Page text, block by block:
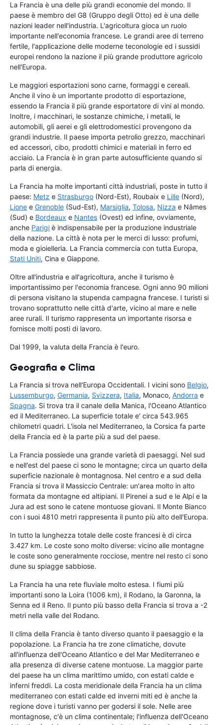
La Francia è una delle più grandi economie del mondo. Il
paese è membro del G8 (Gruppo degli Otto) ed è una delle
nazioni leader nell'industria. L'agricoltura gioca un ruolo
importante nell'economia francese. Le grandi aree di terreno
fertile, l'applicazione delle moderne teconologie ed i sussidi
europei rendono la nazione il più grande produttore agricolo
nell'Europa.
Le maggiori esportazioni sono carne, formaggi e cereali.
Anche il vino è un importante prodotto di esportazione,
essendo la Francia il più grande esportatore di vini al mondo.
Inoltre, i macchinari, le sostanze chimiche, i metalli, le
automobili, gli aerei e gli elettrodomestici provengono da
grandi industrie. Il paese importa petrolio grezzo, macchinari
ed accessori, cibo, prodotti chimici e materiali in ferro ed
acciaio. La Francia è in gran parte autosufficiente quando si
parla di energia.
La Francia ha molte importanti città industriali, poste in tutto il
paese: Metz e Strasburgo (Nord-Est), Roubaix e Lille (Nord),
Lione e Grenoble (Sud-Est), Marsiglia, Tolosa, Nizza e Nâmes
(Sud) e Bordeaux e Nantes (Ovest) ed infine, ovviamente,
anche Parigi è indispensabile per la produzione industriale
della nazione. La città è nota per le merci di lusso: profumi,
moda e gioielleria. La Francia commercia con tutta Europa,
Stati Uniti, Cina e Giappone.
Oltre all'industria e all'agricoltura, anche il turismo è
importantissimo per l'economia francese. Ogni anno 90 milioni
di persona visitano la stupenda campagna francese. I turisti si
trovano soprattutto nelle città d'arte, vicino al mare e nelle
aree rurali. Il turismo rappresenta un importante risorsa e
fornisce molti posti di lavoro.
Dal 1999, la valuta della Francia è l'euro.
Geografia e Clima
La Francia si trova nell'Europa Occidentali. I vicini sono Belgio,
Lussemburgo, Germania, Svizzera, Italia, Monaco, Andorra e
Spagna. Si trova tra il canale della Manica, l'Oceano Atlantico
ed il Mediterraneo. La superficie totale e' circa 543.965
chilometri quadri. L'isola nel Mediterraneo, la Corsica fa parte
della Francia ed è la parte più a sud del paese.
La Francia possiede una grande varietà di paesaggi. Nel sud
e nell'est del paese ci sono le montagne; circa un quarto della
superficie nazionale è montagnosa. Nel centro e a sud della
Francia si trova il Massiccio Centrale: un'area molto in alto
formata da montagne ed altipiani. Il Pirenei a sud e le Alpi e la
Jura ad est sono le catene montuose giovani. Il Monte Bianco
con i suoi 4810 metri rappresenta il punto più alto dell'Europa.
In tutto la lunghezza totale delle coste francesi è di circa
3.427 km. Le coste sono molto diverse: vicino alle montagne
le coste sono generalmente rocciose, mentre nel resto ci sono
dune su spiagge sabbiose.
La Francia ha una rete fluviale molto estesa. I fiumi più
importanti sono la Loira (1006 km), il Rodano, la Garonna, la
Senna ed il Reno. Il punto più basso della Francia si trova a -2
metri nella valle del Rodano.
Il clima della Francia è tanto diverso quanto il paesaggio e la
popolazione. La Francia ha tre zone climatiche, dovute
all'influenza dell'Oceano Atlantico e del Mar Mediterraneo e
alla presenza di diverse catene montuose. La maggior parte
del paese ha un clima marittimo umido, con estati calde e
inferni freddi. La costa meridionale della Francia ha un clima
mediterraneo con estati calde ed inverni miti ed è anche la
regione dove i turisti vanno per godersi il sole. Nelle aree
montagnose, c'è un clima continentale; l'influenza dell'Oceano